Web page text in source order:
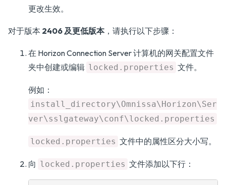
更改生效。
对于版本 2406 及更低版本，请执行以下步骤：
在 Horizon Connection Server 计算机的网关配置文件
夹中创建或编辑 locked.properties 文件。
例如：
install_directory\Omnissa\Horizon\Ser
ver\sslgateway\conf\locked.properties
locked.properties 文件中的属性区分大小写。
向 locked.properties 文件添加以下行：